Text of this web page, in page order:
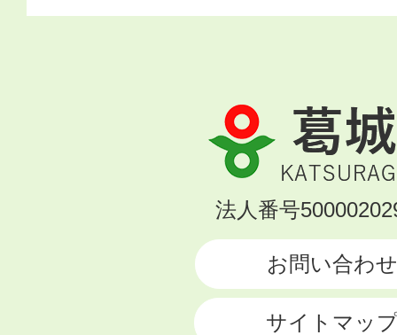
葛
城
市
KATSURAGI
法人番号
お問い合わせ
サイトマッ